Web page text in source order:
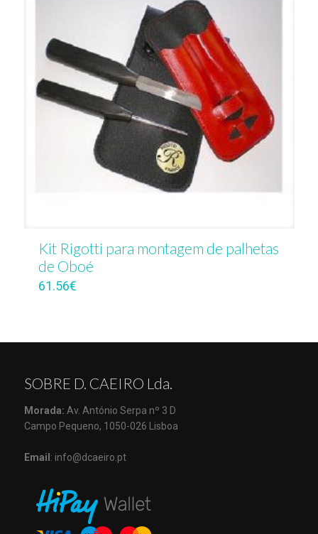
Kit Rigotti para montagem de palhetas
de Oboé
61.56€
SOBRE D. CAEIRO Lda.
Morada: Av. António Serpa nº 3 D
Campo Pequeno, 1050-026 Lisboa
Email: info@dcaeiro.pt